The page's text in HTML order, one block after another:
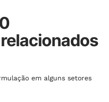
em alguns setores